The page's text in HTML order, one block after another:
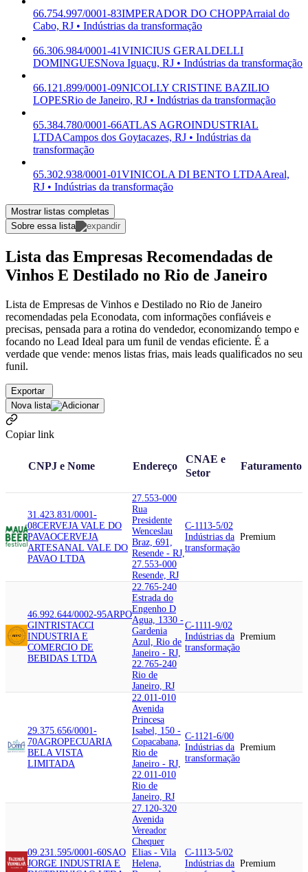
66.754.997/0001-83IMPERADOR DO CHOPPArraial do
Cabo, RJ • Indústrias da transformação
66.306.984/0001-41VINICIUS GERALDELLI
DOMINGUESNova Iguaçu, RJ • Indústrias da transformação
66.121.899/0001-09NICOLLY CRISTINE BAZILIO
LOPESRio de Janeiro, RJ • Indústrias da transformação
65.384.780/0001-66ATLAS AGROINDUSTRIAL
LTDACampos dos Goytacazes, RJ • Indústrias da
transformação
65.302.938/0001-01VINICOLA DI BENTO LTDAAreal,
RJ • Indústrias da transformação
Mostrar listas completas
Sobre essa lista
Lista das Empresas Recomendadas de
Vinhos E Destilado no Rio de Janeiro
Lista de Empresas de Vinhos e Destilado no Rio de Janeiro
recomendadas pela Econodata, com informações confiáveis e
precisas, pensada para a rotina do vendedor, economizando tempo e
focando no Lead Ideal para um funil de vendas eficiente. É a
verdade que vende: menos listas frias, mais leads qualificados no seu
funil.
Exportar
Nova lista
Copiar link
CNPJ e Nome Endereço
CNAE e
Setor
Faturamento
31.423.831/0001-
08CERVEJA VALE DO
PAVAOCERVEJA
ARTESANAL VALE DO
PAVAO LTDA
27.553-000
Rua
Presidente
Wenceslau
Braz, 691,
Resende - RJ,
27.553-000
Resende, RJ
C-1113-5/02
Indústrias da
transformação
Premium
46.992.644/0002-95ARPO
GINTRISTACCI
INDUSTRIA E
COMERCIO DE
BEBIDAS LTDA
22.765-240
Estrada do
Engenho D
Agua, 1330 -
Gardenia
Azul, Rio de
Janeiro - RJ,
22.765-240
Rio de
Janeiro, RJ
C-1111-9/02
Indústrias da
transformação
Premium
29.375.656/0001-
70AGROPECUARIA
BELA VISTA
LIMITADA
22.011-010
Avenida
Princesa
Isabel, 150 -
Copacabana,
Rio de
Janeiro - RJ,
22.011-010
Rio de
Janeiro, RJ
C-1121-6/00
Indústrias da
transformação
Premium
09.231.595/0001-60SAO
JORGE INDUSTRIA E
27.120-320
Avenida
Vereador
Chequer
Elias - Vila
Helena,
C-1113-5/02
Indústrias da Premium